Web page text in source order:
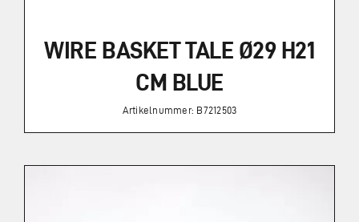
WIRE BASKET TALE Ø29 H21
CM BLUE
Artikelnummer: B7212503